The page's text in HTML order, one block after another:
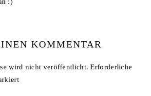
KOMMENTAR
wird nicht veröffentlicht. Erforderliche